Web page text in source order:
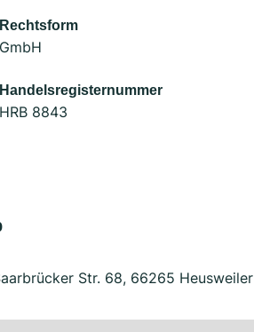
Rechtsform
GmbH
Handelsregisternummer
HRB 8843
Str. 68, 66265 Heusweiler